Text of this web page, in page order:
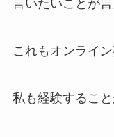
言いたいことが言
これもオンライ
私も経験すること